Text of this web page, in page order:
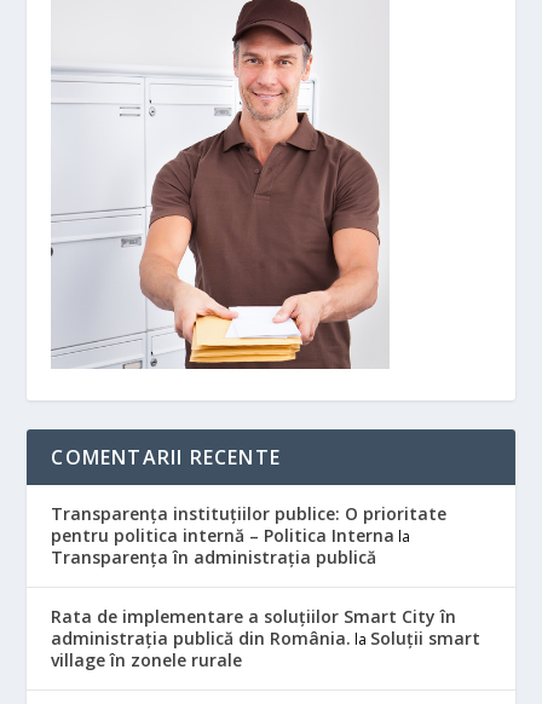
COMENTARII RECENTE
Transparența instituțiilor publice: O prioritate
pentru politica internă – Politica Interna la
Transparența în administrația publică
Rata de implementare a soluțiilor Smart City în
administrația publică din România. la Soluții smart
village în zonele rurale